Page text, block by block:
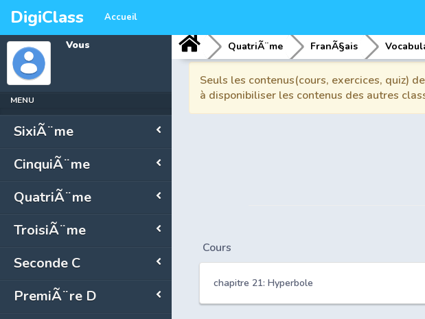
DigiClass Accueil
Vous
MENU
SixiÃ¨me
CinquiÃ¨me
QuatriÃ¨me
TroisiÃ¨me
Seconde C
PremiÃ¨re D
QuatriÃ¨me FranÃ§ais
Seuls les contenus(cours, exercices, quiz)
à disponibiliser les contenus des autres
Cours
chapitre 21: Hyperbole